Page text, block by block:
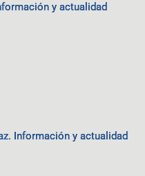
y actualidad
Información y actualidad